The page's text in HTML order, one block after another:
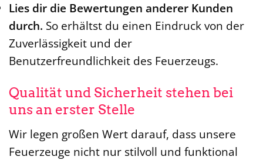
Lies dir die Bewertungen anderer Kunden
durch. So erhältst du einen Eindruck von der
Zuverlässigkeit und der
Benutzerfreundlichkeit des Feuerzeugs.
Qualität und Sicherheit stehen bei
uns an erster Stelle
Wir legen großen Wert darauf, dass unsere
Feuerzeuge nicht nur stilvoll und funktional